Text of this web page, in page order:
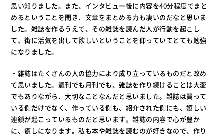
思い知りました。また、インタビュー後に内容を40分程度でまと
めるということを聞き、文章をまとめる力も凄いのだなと思いま
した。雑誌を作るうえで、その雑誌を読んだ人が行動を起こし
て、街に活気を出して欲しいということを仰っていてとても勉強
になりました。
・雑誌はたくさんの人の協力により成り立っているものだと改め
て思いました。週刊でも月刊でも、雑誌を作り続けることは大変
でもありながら、大切なことなんだと思いました。雑誌は買って
いる側だけでなく、作っている側も、紹介された側にも、嬉しい
連鎖が起こっているものだと思います。雑誌の内容で心が豊か
に、癒しになります。私も本や雑誌を読むのが好きなので、作り